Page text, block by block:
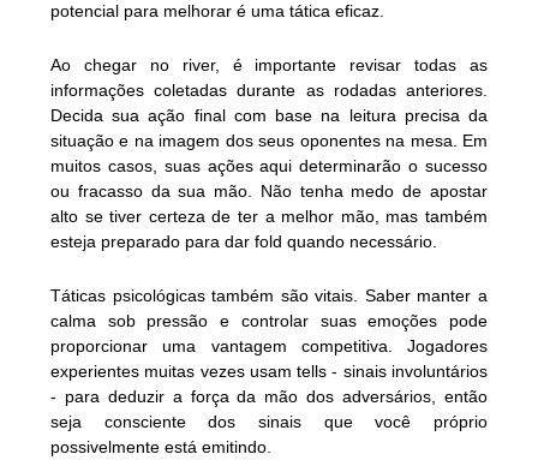
potencial para melhorar é uma tática eficaz.
Ao chegar no river, é importante revisar todas as
informações coletadas durante as rodadas anteriores.
Decida sua ação final com base na leitura precisa da
situação e na imagem dos seus oponentes na mesa. Em
muitos casos, suas ações aqui determinarão o sucesso
ou fracasso da sua mão. Não tenha medo de apostar
alto se tiver certeza de ter a melhor mão, mas também
esteja preparado para dar fold quando necessário.
Táticas psicológicas também são vitais. Saber manter a
calma sob pressão e controlar suas emoções pode
proporcionar uma vantagem competitiva. Jogadores
experientes muitas vezes usam tells - sinais involuntários
- para deduzir a força da mão dos adversários, então
seja consciente dos sinais que você próprio
possivelmente está emitindo.